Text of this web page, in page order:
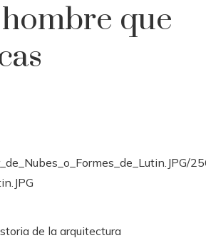
que
de la arquitectura